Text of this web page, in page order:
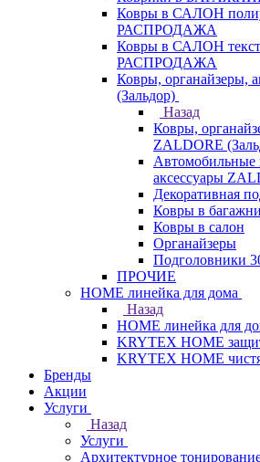
Ковры в САЛОН
РАСПРОДАЖА
Ковры в САЛОН
РАСПРОДАЖА
Ковры, органайзеры,
(Зальдор)
Назад
Ковры,
ZALDORE
Автомобильные
аксессуары
Декоративная
Ковры в
Ковры в салон
Органайзеры
Подголовники
ПРОЧИЕ
HOME линейка для дома
Назад
HOME линейка для
KRYTEX HOME
KRYTEX HOME
Бренды
Акции
Услуги
Назад
Услуги
Архитектурное